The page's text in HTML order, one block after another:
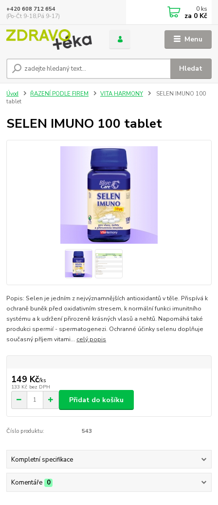
Menu
Hledat
+420 608 712 654
(Po-Čt 9-18,Pá 9-17)
0 ks
za 0 Kč
Úvod ŘAZENÍ PODLE FIREM VITA HARMONY
SELEN IMUNO 100
tablet
SELEN IMUNO 100 tablet
Popis: Selen je jedním z nejvýznamnějších antioxidantů v těle. Přispívá k
ochraně buněk před oxidativním stresem, k normální funkci imunitního
systému a k udržení přirozeně krásných vlasů a nehtů. Napomáhá také
produkci spermií - spermatogenezi. Ochranné účinky selenu doplňuje
současný příjem vitami... celý popis
149 Kč/ks
133 Kč bez DPH
Přidat do košíku
Číslo produktu: 543
Kompletní specifikace
Komentáře 0